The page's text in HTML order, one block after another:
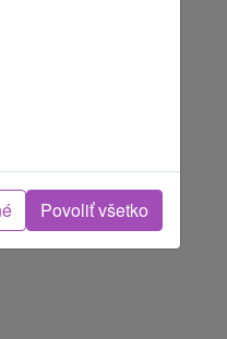
Povoliť všetko